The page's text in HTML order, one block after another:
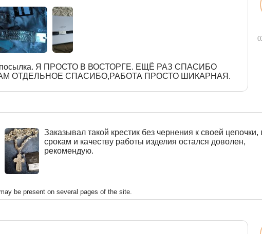
посылка. Я ПРОСТО В ВОСТОРГЕ. ЕЩЁ РАЗ СПАСИБО
ОТДЕЛЬНОЕ СПАСИБО,РАБОТА ПРОСТО ШИКАРНАЯ.
Заказывал такой крестик без чернения к своей цепочки,
срокам и качеству работы изделия остался доволен,
рекомендую.
be present on several pages of the site.